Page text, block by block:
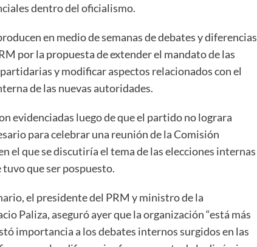
dentro del oficialismo.
en medio de semanas de debates y diferencias
por la propuesta de extender el mandato de las
y modificar aspectos relacionados con el
de las nuevas autoridades.
evidenciadas luego de que el partido no lograra
para celebrar una reunión de la Comisión
el que se discutiría el tema de las elecciones internas
que ser pospuesto.
el presidente del PRM y ministro de la
Paliza, aseguró ayer que la organización “está más
importancia a los debates internos surgidos en las